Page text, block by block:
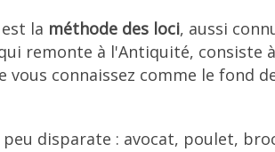
la méthode des loci, aussi
remonte à l'Antiquité, consiste à
connaissez comme le fond
disparate : avocat, poulet,